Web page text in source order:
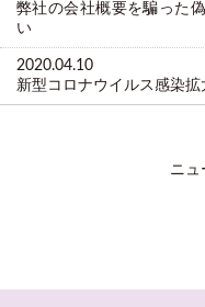
弊社の会社概要を騙った
い
2020.04.10
新型コロナウイルス感染
ニュ